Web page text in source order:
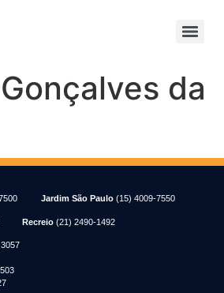
da
Jardim São Paulo (15) 4009-7550
Recreio (21) 2490-1492